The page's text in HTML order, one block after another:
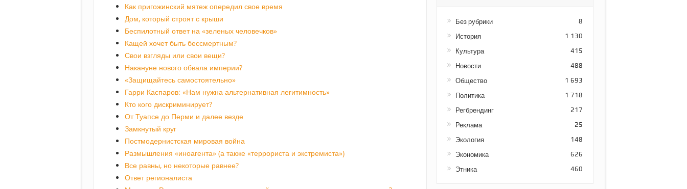
Как пригожинский мятеж опередил свое время
Дом, который строят с крыши
Беспилотный ответ на «зеленых человечков»
Кащей хочет быть бессмертным?
Свои взгляды или свои вещи?
Накануне нового обвала империи?
«Защищайтесь самостоятельно»
Гарри Каспаров: «Нам нужна альтернативная легитимность»
Кто кого дискриминирует?
От Туапсе до Перми и далее везде
Замкнутый круг
Постмодернистская мировая война
Размышления «иноагента» (а также «террориста и экстремиста»)
Все равны, но некоторые равнее?
Ответ регионалиста
Без рубрики 8
История 1 130
Культура 415
Новости 488
Общество 1 693
Политика 1 718
Регбрендинг 217
Реклама 25
Экология 148
Экономика 626
Этника 460